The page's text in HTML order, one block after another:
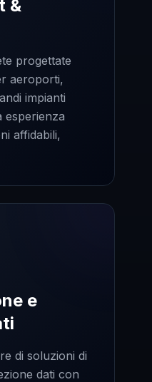
&
progettate
aeroporti,
impianti
esperienza
affidabili,
e
di soluzioni di
dati con